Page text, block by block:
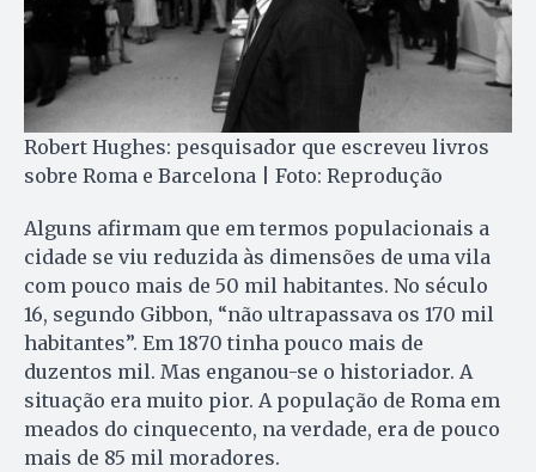
Robert Hughes: pesquisador que escreveu livros
sobre Roma e Barcelona | Foto: Reprodução
Alguns afirmam que em termos populacionais a
cidade se viu reduzida às dimensões de uma vila
com pouco mais de 50 mil habitantes. No século
16, segundo Gibbon, “não ultrapassava os 170 mil
habitantes”. Em 1870 tinha pouco mais de
duzentos mil. Mas enganou-se o historiador. A
situação era muito pior. A população de Roma em
meados do cinquecento, na verdade, era de pouco
mais de 85 mil moradores.